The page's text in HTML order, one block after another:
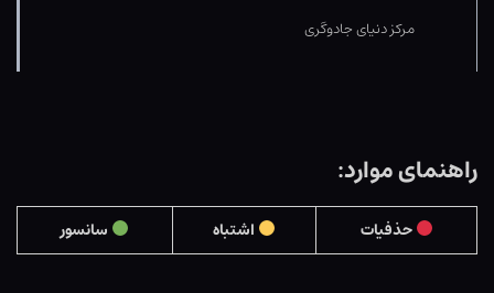
مرکز دنیای جادوگری
راهنمای موارد:
حذفیات اشتباه سانسور